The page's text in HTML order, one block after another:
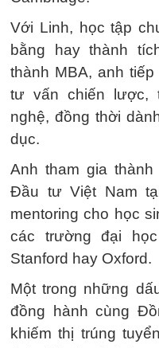
Với Linh, học tập
bằng hay thành
thành MBA, anh
tư vấn chiến lược,
nghệ, đồng thời
dục.
Anh tham gia
Đầu tư Việt Nam
mentoring cho học
các trường đại
Stanford hay Oxford.
Một trong những
đồng hành cùng
khiếm thị trúng